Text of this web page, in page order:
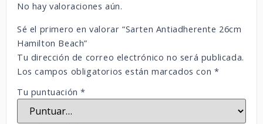
No hay valoraciones aún.
Sé el primero en valorar “Sarten Antiadherente 26cm
Hamilton Beach”
Tu dirección de correo electrónico no será publicada.
Los campos obligatorios están marcados con *
Tu puntuación*